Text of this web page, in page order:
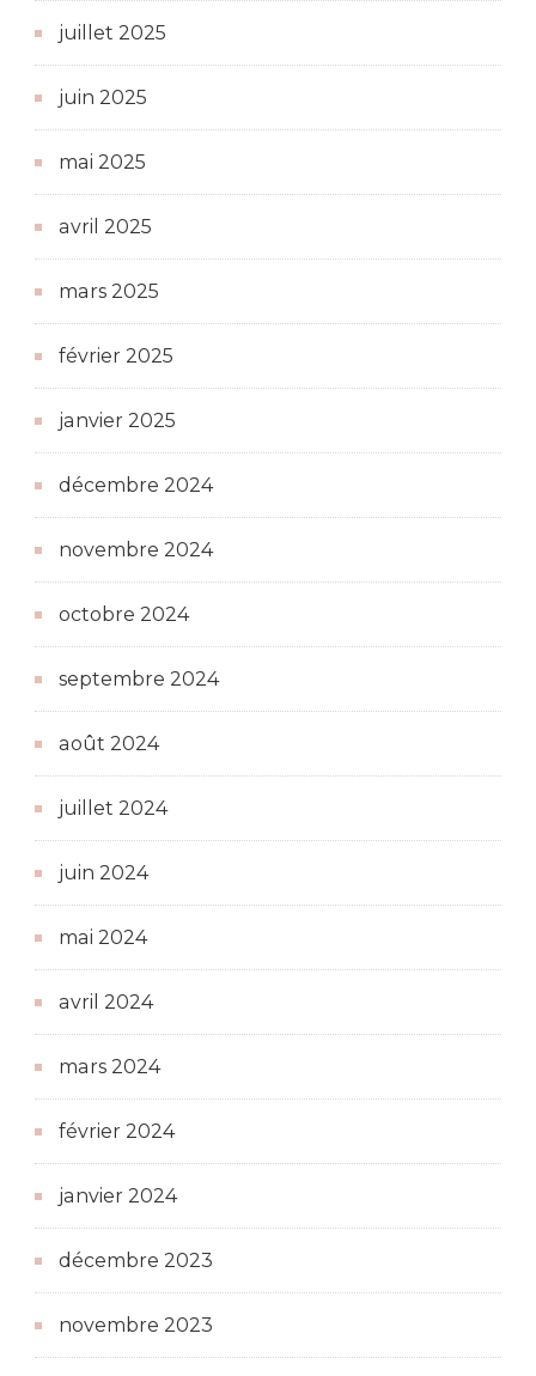
juillet 2025
juin 2025
mai 2025
avril 2025
mars 2025
février 2025
janvier 2025
décembre 2024
novembre 2024
octobre 2024
septembre 2024
août 2024
juillet 2024
juin 2024
mai 2024
avril 2024
mars 2024
février 2024
janvier 2024
décembre 2023
novembre 2023